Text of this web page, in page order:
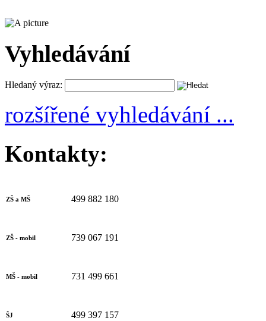
Vyhledávání
Hledaný výraz:
rozšířené vyhledávání ...
Kontakty:
ZŠ a MŠ 499 882 180
ZŠ - mobil 739 067 191
MŠ - mobil 731 499 661
ŠJ 499 397 157